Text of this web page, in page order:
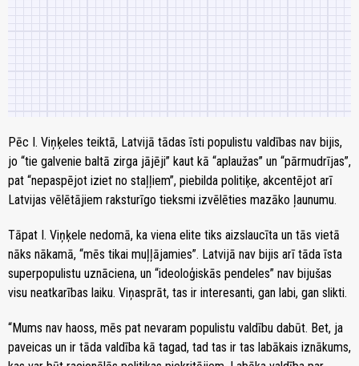
Pēc I. Viņķeles teiktā, Latvijā tādas īsti populistu valdības nav bijis,
jo “tie galvenie baltā zirga jājēji” kaut kā “aplaužas” un “pārmudrījas”,
pat “nepaspējot iziet no staļļiem”, piebilda politiķe, akcentējot arī
Latvijas vēlētājiem raksturīgo tieksmi izvēlēties mazāko ļaunumu.
Tāpat I. Viņķele nedomā, ka viena elite tiks aizslaucīta un tās vietā
nāks nākamā, “mēs tikai muļļājamies”. Latvijā nav bijis arī tāda īsta
superpopulistu uznāciena, un “ideoloģiskās pendeles” nav bijušas
visu neatkarības laiku. Viņasprāt, tas ir interesanti, gan labi, gan slikti.
“Mums nav haoss, mēs pat nevaram populistu valdību dabūt. Bet, ja
paveicas un ir tāda valdība kā tagad, tad tas ir tas labākais iznākums,